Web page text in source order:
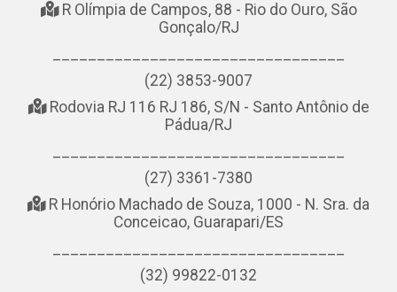
R Olímpia de Campos, 88 - Rio do Ouro, São
Gonçalo/RJ
(22) 3853-9007
Rodovia RJ 116 RJ 186, S/N - Santo Antônio de
Pádua/RJ
(27) 3361-7380
R Honório Machado de Souza, 1000 - N. Sra. da
Conceicao, Guarapari/ES
(32) 99822-0132